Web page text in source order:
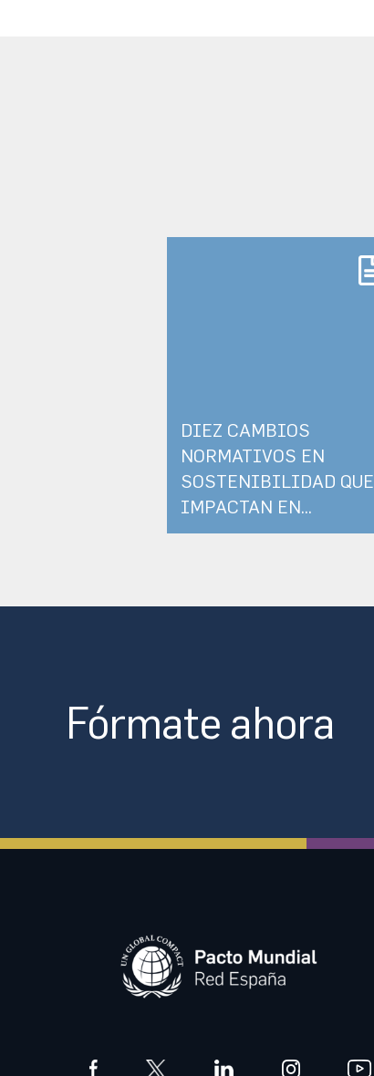
DIEZ CAMBIOS
NORMATIVOS EN
SOSTENIBILIDAD QUE
IMPACTAN EN...
Fórmate ahora